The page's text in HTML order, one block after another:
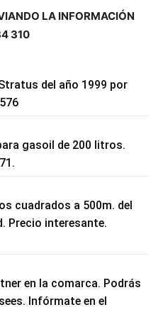
LA INFORMACIÓN
310
del año 1999 por
gasoil de 200 litros.
cuadrados a 500m. del
Precio interesante.
en la comarca. Podrás
Infórmate en el